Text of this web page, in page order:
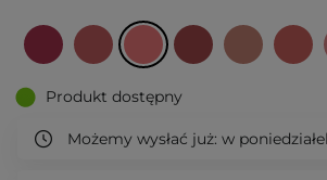
Produkt dostępny
Możemy wysłać już: w